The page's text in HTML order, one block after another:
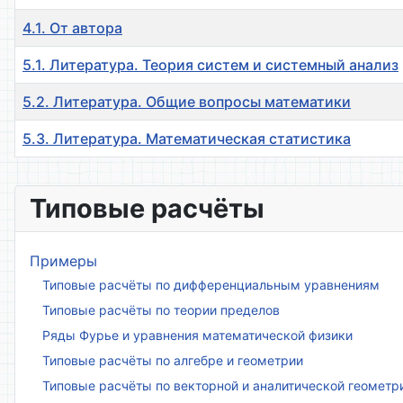
Материалы
4.1. От автора
5.1. Литература. Теория систем и системный анализ
5.2. Литература. Общие вопросы математики
5.3. Литература. Математическая статистика
Типовые расчёты
Примеры
Типовые расчёты по дифференциальным уравнениям
Типовые расчёты по теории пределов
Ряды Фурье и уравнения математической физики
Типовые расчёты по алгебре и геометрии
Типовые расчёты по векторной и аналитической